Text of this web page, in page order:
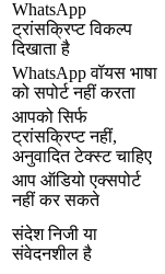
WhatsApp
ट्रांसक्रिप्ट विकल्प
दिखाता है
WhatsApp वॉयस भाषा
को सपोर्ट नहीं करता
आपको सिर्फ
ट्रांसक्रिप्ट नहीं,
अनुवादित टेक्स्ट चाहिए
आप ऑडियो एक्सपोर्ट
नहीं कर सकते
संदेश निजी या
संवेदनशील है